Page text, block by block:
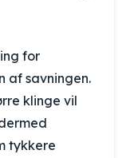
for
af savningen.
klinge vil
tykkere